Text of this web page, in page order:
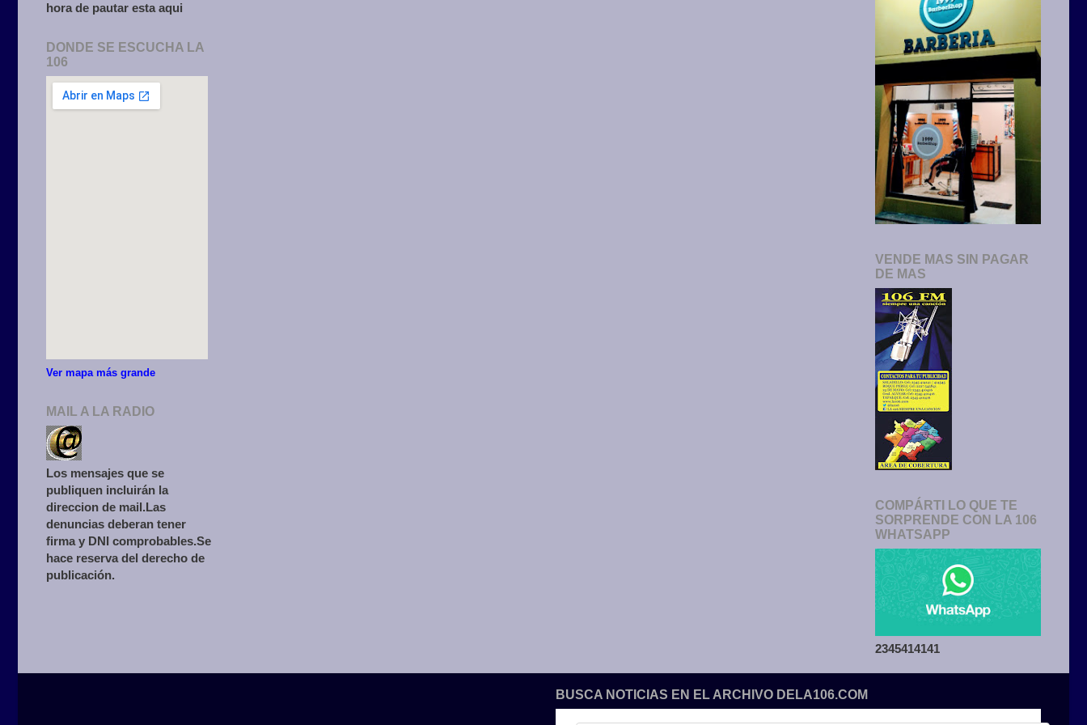
hora de pautar esta aqui
DONDE SE ESCUCHA LA
106
Ver mapa más grande
MAIL A LA RADIO
Los mensajes que se
publiquen incluirán la
direccion de mail.Las
denuncias deberan tener
firma y DNI comprobables.Se
hace reserva del derecho de
publicación.
VENDE MAS SIN PAGAR
DE MAS
COMPÁRTI LO QUE TE
SORPRENDE CON LA 106
WHATSAPP
2345414141
BUSCA NOTICIAS EN EL ARCHIVO DELA106.COM